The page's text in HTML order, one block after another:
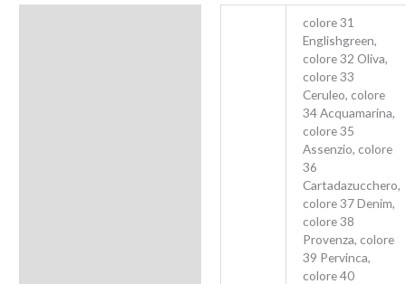
colore 31
Englishgreen,
colore 32 Oliva,
colore 33
Ceruleo, colore
34 Acquamarina,
colore 35
Assenzio, colore
36
Cartadazucchero,
colore 37 Denim,
colore 38
Provenza, colore
39 Pervinca,
colore 40